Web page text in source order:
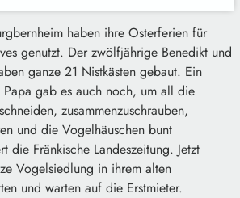
haben ihre Osterferien für
genutzt. Der zwölfjährige Benedikt und
ganze 21 Nistkästen gebaut. Ein
gab es auch noch, um all die
zusammenzuschrauben,
und die Vogelhäuschen bunt
die Fränkische Landeszeitung. Jetzt
Vogelsiedlung in ihrem alten
und warten auf die Erstmieter.